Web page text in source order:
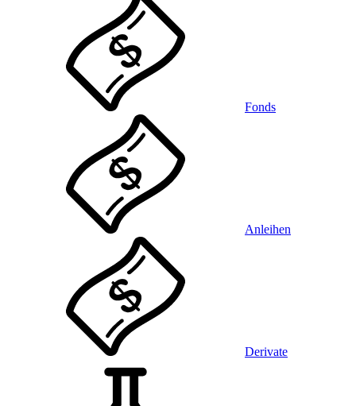
Fonds
Anleihen
Derivate